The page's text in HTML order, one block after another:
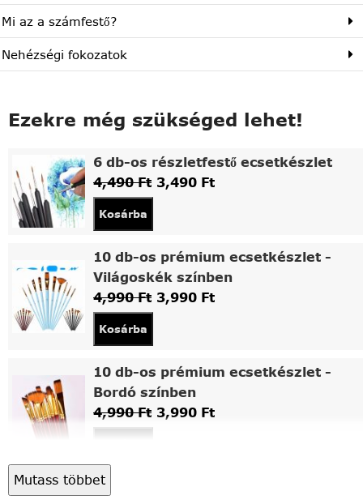
Mi az a számfestő?
Nehézségi fokozatok
Ezekre még szükséged lehet!
6 db-os részletfestő ecsetkészlet
4,490Ft 3,490 Ft
Kosárba
10 db-os prémium ecsetkészlet -
Világoskék színben
4,990Ft 3,990 Ft
Kosárba
10 db-os prémium ecsetkészlet -
Bordó színben
4,990Ft 3,990 Ft
Asztali fa festőállvány
Mutass többet